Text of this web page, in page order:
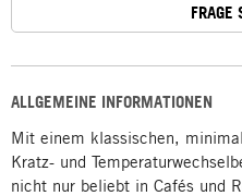
ALLGEMEINE INFORMATIONEN
Mit einem klassischen,
Kratz- und
nicht nur beliebt in Cafés und
FRAGE